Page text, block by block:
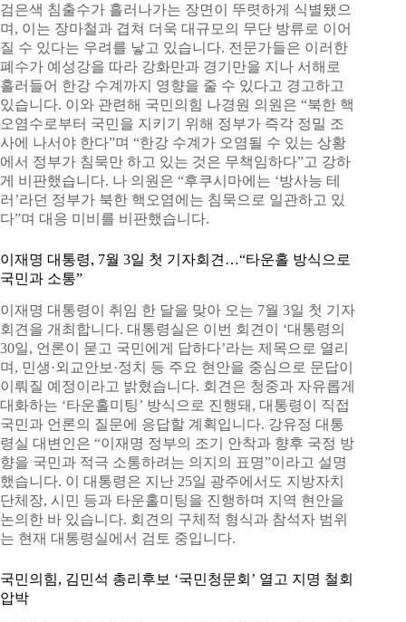
검은색 침출수가 흘러나가는 장면이 뚜렷하게 식별됐으
며, 이는 장마철과 겹쳐 더욱 대규모의 무단 방류로 이어
질 수 있다는 우려를 낳고 있습니다. 전문가들은 이러한
폐수가 예성강을 따라 강화만과 경기만을 지나 서해로
흘러들어 한강 수계까지 영향을 줄 수 있다고 경고하고
있습니다. 이와 관련해 국민의힘 나경원 의원은 “북한 핵
오염수로부터 국민을 지키기 위해 정부가 즉각 정밀 조
사에 나서야 한다”며 “한강 수계가 오염될 수 있는 상황
에서 정부가 침묵만 하고 있는 것은 무책임하다”고 강하
게 비판했습니다. 나 의원은 “후쿠시마에는 ‘방사능 테
러’라던 정부가 북한 핵오염에는 침묵으로 일관하고 있
다”며 대응 미비를 비판했습니다.
이재명 대통령, 7월 3일 첫 기자회견…“타운홀 방식으로
국민과 소통”
이재명 대통령이 취임 한 달을 맞아 오는 7월 3일 첫 기자
회견을 개최합니다. 대통령실은 이번 회견이 ‘대통령의
30일, 언론이 묻고 국민에게 답하다’라는 제목으로 열리
며, 민생·외교안보·정치 등 주요 현안을 중심으로 문답이
이뤄질 예정이라고 밝혔습니다. 회견은 청중과 자유롭게
대화하는 ‘타운홀미팅’ 방식으로 진행돼, 대통령이 직접
국민과 언론의 질문에 응답할 계획입니다. 강유정 대통
령실 대변인은 “이재명 정부의 조기 안착과 향후 국정 방
향을 국민과 적극 소통하려는 의지의 표명”이라고 설명
했습니다. 이 대통령은 지난 25일 광주에서도 지방자치
단체장, 시민 등과 타운홀미팅을 진행하며 지역 현안을
논의한 바 있습니다. 회견의 구체적 형식과 참석자 범위
는 현재 대통령실에서 검토 중입니다.
국민의힘, 김민석 총리후보 ‘국민청문회’ 열고 지명 철회
압박